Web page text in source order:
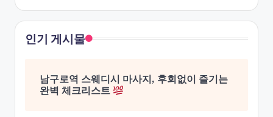
인기 게시물
남구로역 스웨디시 마사지, 후회없이 즐기는
완벽 체크리스트